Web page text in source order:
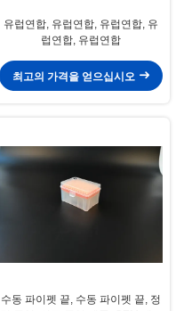
유럽연합, 유럽연합, 유럽연합, 유
럽연합, 유럽연합
최고의 가격을 얻으십시오
수동 파이펫 끝, 수동 파이펫 끝, 정